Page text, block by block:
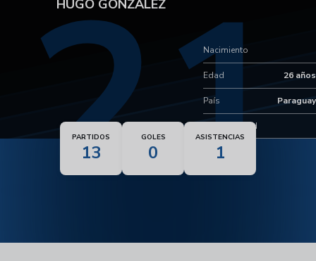
21
HUGO GONZÁLEZ
Nacimiento
Edad 26 años
País Paraguay
Nacionalidad
PARTIDOS
13
GOLES
0
ASISTENCIAS
1